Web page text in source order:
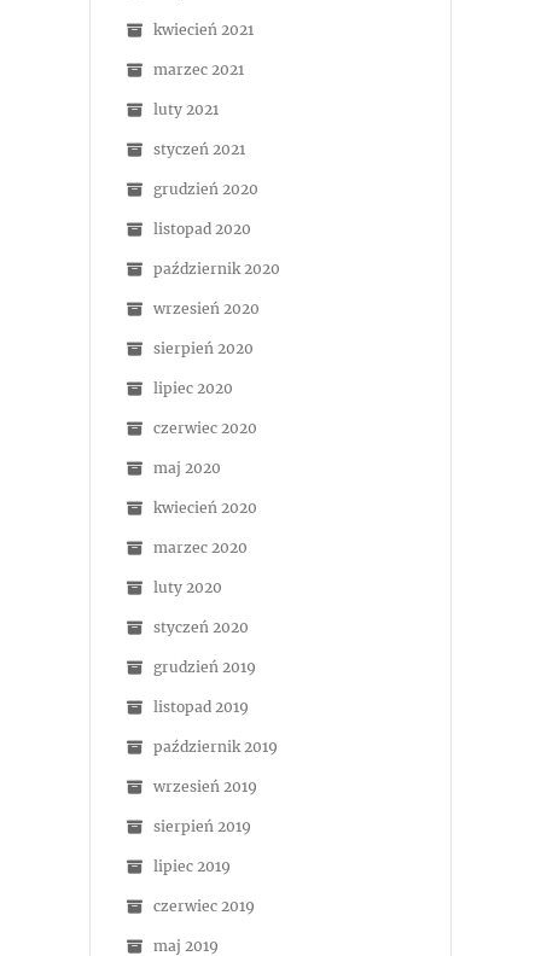
kwiecień 2021
marzec 2021
luty 2021
styczeń 2021
grudzień 2020
listopad 2020
październik 2020
wrzesień 2020
sierpień 2020
lipiec 2020
czerwiec 2020
maj 2020
kwiecień 2020
marzec 2020
luty 2020
styczeń 2020
grudzień 2019
listopad 2019
październik 2019
wrzesień 2019
sierpień 2019
lipiec 2019
czerwiec 2019
maj 2019